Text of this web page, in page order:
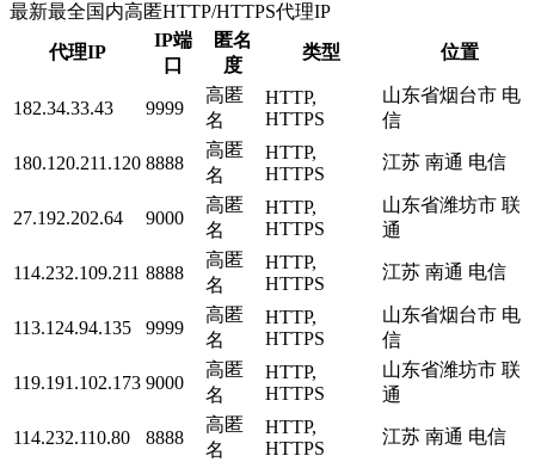
最新最全国内高匿HTTP/HTTPS代理IP
代理IP
IP端
口
匿名
度
类型 位置
182.34.33.43 9999
高匿
名
HTTP,
HTTPS
山东省烟台市 电
信
180.120.211.120 8888
高匿
名
HTTP,
HTTPS
江苏 南通 电信
27.192.202.64 9000
高匿
名
HTTP,
HTTPS
山东省潍坊市 联
通
114.232.109.211 8888
高匿
名
HTTP,
HTTPS
江苏 南通 电信
113.124.94.135 9999
高匿
名
HTTP,
HTTPS
山东省烟台市 电
信
119.191.102.173 9000
高匿
名
HTTP,
HTTPS
山东省潍坊市 联
通
114.232.110.80 8888
高匿
名
HTTP,
HTTPS
江苏 南通 电信